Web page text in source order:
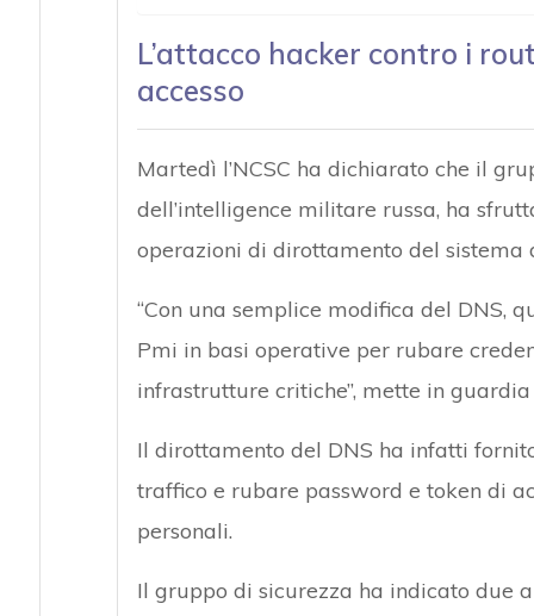
L’attacco hacker contro i
accesso
Martedì l’NCSC ha dichiarato che il
dell’intelligence militare russa, ha
operazioni di dirottamento del sistema
“Con una semplice modifica del DNS,
Pmi in basi operative per rubare
infrastrutture critiche”, mette in
Il dirottamento del DNS ha infatti
traffico e rubare password e token di
personali.
Il gruppo di sicurezza ha indicato due